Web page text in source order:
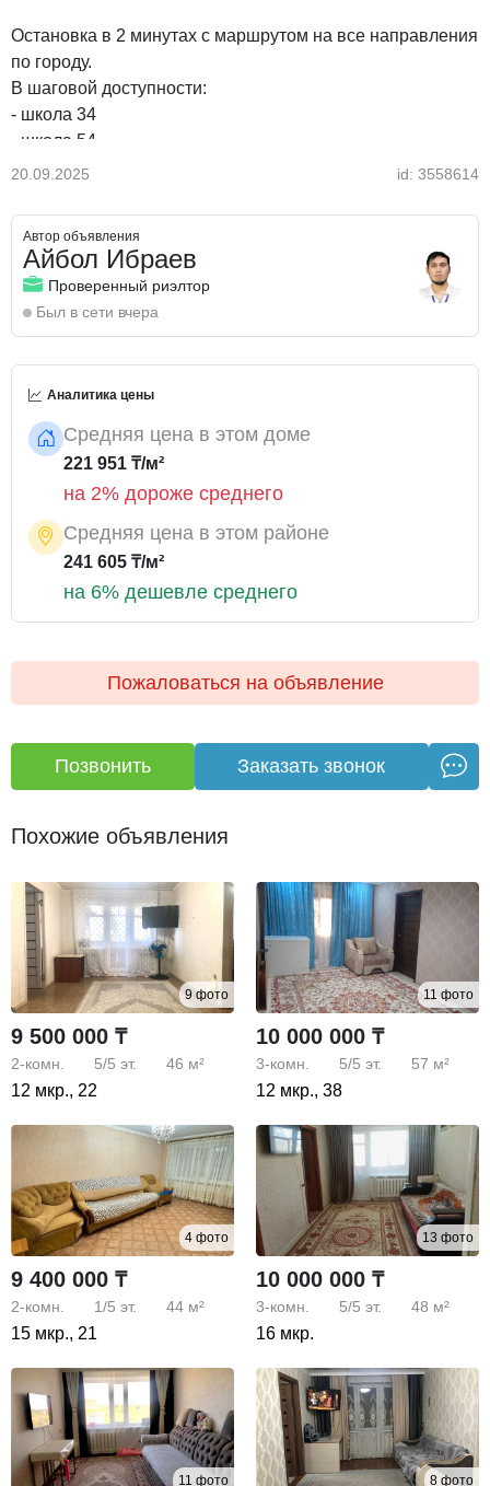
Остановка в 2 минутах с маршрутом на все направления
по городу.
В шаговой доступности:
- школа 34
- школа 54
- 9 гимназия.
- супермаркет АЯН
Рассмотрим варианты продажи за наличный расчет, а
также поможем оформить ипотеку.
20.09.2025 id: 3558614
Автор объявления
Айбол Ибраев
Проверенный риэлтор
Был в сети вчера
Аналитика цены
Средняя цена в этом доме
221 951 ₸/м²
на 2% дороже среднего
Средняя цена в этом районе
241 605 ₸/м²
на 6% дешевле среднего
Пожаловаться на объявление
Позвонить Заказать звонок
Похожие объявления
9 фото
9 500 000 ₸
2-комн. 5/5 эт. 46 м²
12 мкр., 22
11 фото
10 000 000 ₸
3-комн. 5/5 эт. 57 м²
12 мкр., 38
4 фото
9 400 000 ₸
2-комн. 1/5 эт. 44 м²
15 мкр., 21
13 фото
10 000 000 ₸
3-комн. 5/5 эт. 48 м²
16 мкр.
11 фото 8 фото